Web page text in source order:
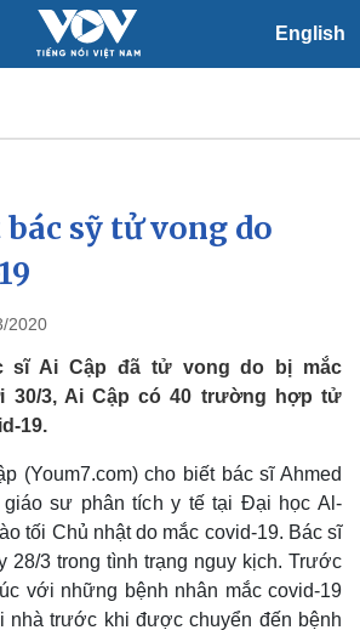
English
Xã hội
Việc làm
Biển đảo
sỹ tử vong do
2020
sĩ Ai Cập đã tử vong do bị mắc
30/3, Ai Cập có 40 trường hợp tử
19.
(Youm7.com) cho biết bác sĩ Ahmed
giáo sư phân tích y tế tại Đại học Al-
tối Chủ nhật do mắc covid-19. Bác sĩ
28/3 trong tình trạng nguy kịch. Trước
với những bệnh nhân mắc covid-19
nhà trước khi được chuyển đến bệnh